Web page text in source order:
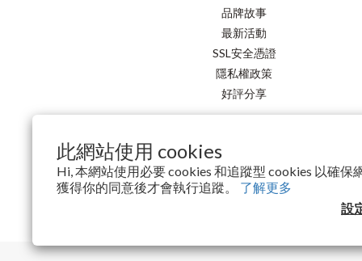
此網站使用 cookies
Hi, 本網站使用必要 cookies 和追蹤型 cookies 以確保
獲得你的同意後才會執行追蹤。 了解更多
設
品牌故事
最新活動
SSL安全憑證
隱私權政策
好評分享